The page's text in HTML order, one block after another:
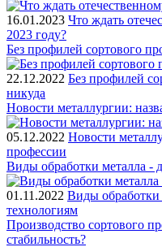
16.01.2023 Что ждать
2023 году?
Без профилей сортового
22.12.2022 Без профилей
никуда
Новости металлургии:
05.12.2022 Новости
профессии
Виды обработки металла -
01.11.2022 Виды обработки
технологиям
Производство сортового
стабильность?